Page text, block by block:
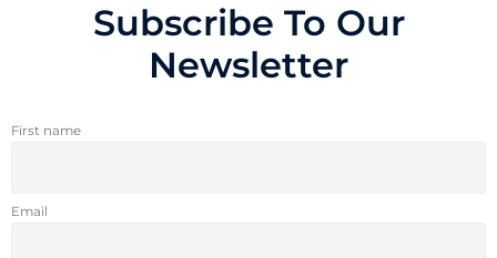
Subscribe To Our
Newsletter
First name
Email